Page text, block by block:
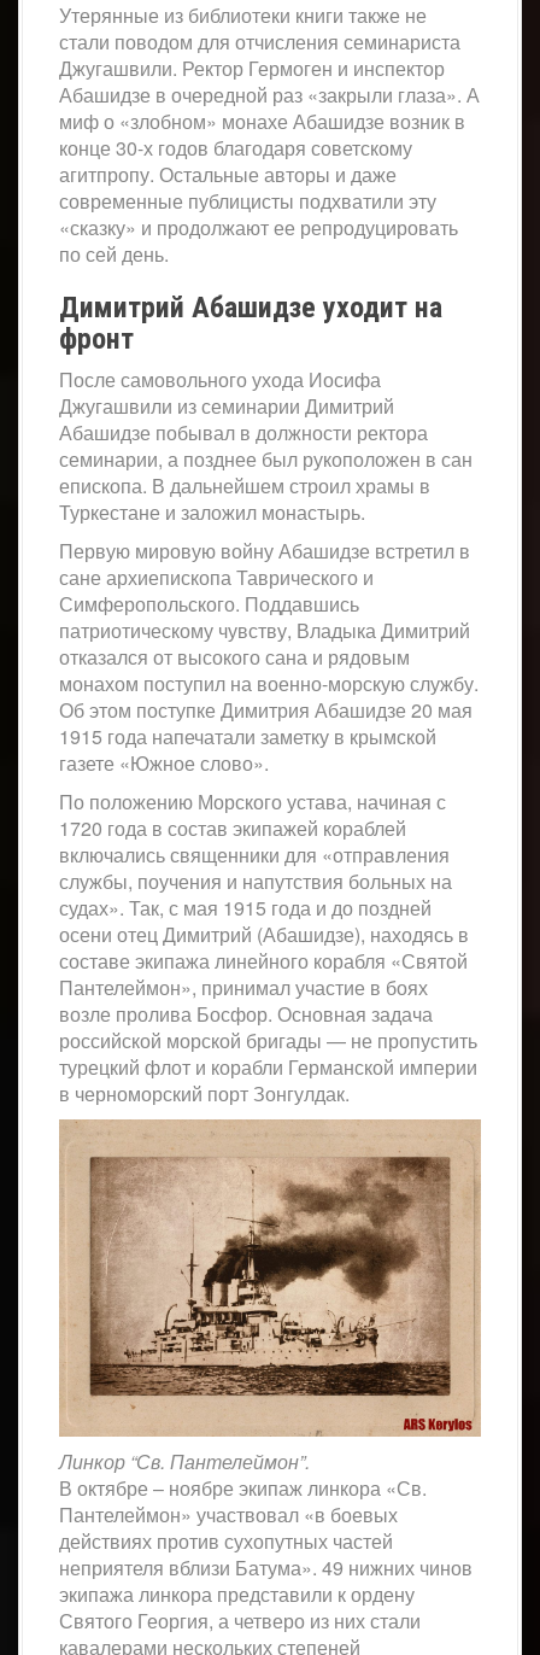
Утерянные из библиотеки книги также не
стали поводом для отчисления семинариста
Джугашвили. Ректор Гермоген и инспектор
Абашидзе в очередной раз «закрыли глаза». А
миф о «злобном» монахе Абашидзе возник в
конце 30-х годов благодаря советскому
агитпропу. Остальные авторы и даже
современные публицисты подхватили эту
«сказку» и продолжают ее репродуцировать
по сей день.
Димитрий Абашидзе уходит на
фронт
После самовольного ухода Иосифа
Джугашвили из семинарии Димитрий
Абашидзе побывал в должности ректора
семинарии, а позднее был рукоположен в сан
епископа. В дальнейшем строил храмы в
Туркестане и заложил монастырь.
Первую мировую войну Абашидзе встретил в
сане архиепископа Таврического и
Симферопольского. Поддавшись
патриотическому чувству, Владыка Димитрий
отказался от высокого сана и рядовым
монахом поступил на военно-морскую службу.
Об этом поступке Димитрия Абашидзе 20 мая
1915 года напечатали заметку в крымской
газете «Южное слово».
По положению Морского устава, начиная с
1720 года в состав экипажей кораблей
включались священники для «отправления
службы, поучения и напутствия больных на
судах». Так, с мая 1915 года и до поздней
осени отец Димитрий (Абашидзе), находясь в
составе экипажа линейного корабля «Святой
Пантелеймон», принимал участие в боях
возле пролива Босфор. Основная задача
российской морской бригады — не пропустить
турецкий флот и корабли Германской империи
в черноморский порт Зонгулдак.
Линкор “Св. Пантелеймон”.
В октябре – ноябре экипаж линкора «Св.
Пантелеймон» участвовал «в боевых
действиях против сухопутных частей
неприятеля вблизи Батума». 49 нижних чинов
экипажа линкора представили к ордену
Святого Георгия, а четверо из них стали
кавалерами нескольких степеней